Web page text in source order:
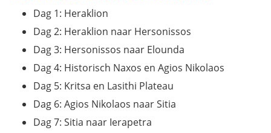
Dag 1: Heraklion
Dag 2: Heraklion naar Hersonissos
Dag 3: Hersonissos naar Elounda
Dag 4: Historisch Naxos en Agios Nikolaos
Dag 5: Kritsa en Lasithi Plateau
Dag 6: Agios Nikolaos naar Sitia
Dag 7: Sitia naar Ierapetra